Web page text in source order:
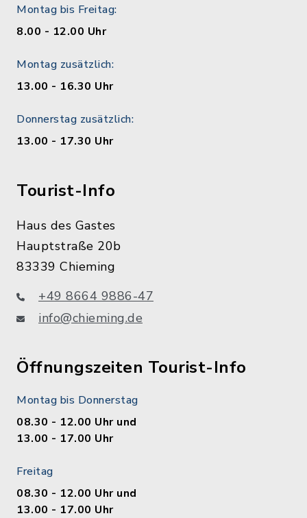
Montag bis Freitag:
8.00 - 12.00 Uhr
Montag zusätzlich:
13.00 - 16.30 Uhr
Donnerstag zusätzlich:
13.00 - 17.30 Uhr
Tourist-Info
Haus des Gastes
Hauptstraße 20b
83339 Chieming
+49 8664 9886-47
info@chieming.de
Öffnungszeiten Tourist-Info
Montag bis Donnerstag
08.30 - 12.00 Uhr und
13.00 - 17.00 Uhr
Freitag
08.30 - 12.00 Uhr und
13.00 - 17.00 Uhr